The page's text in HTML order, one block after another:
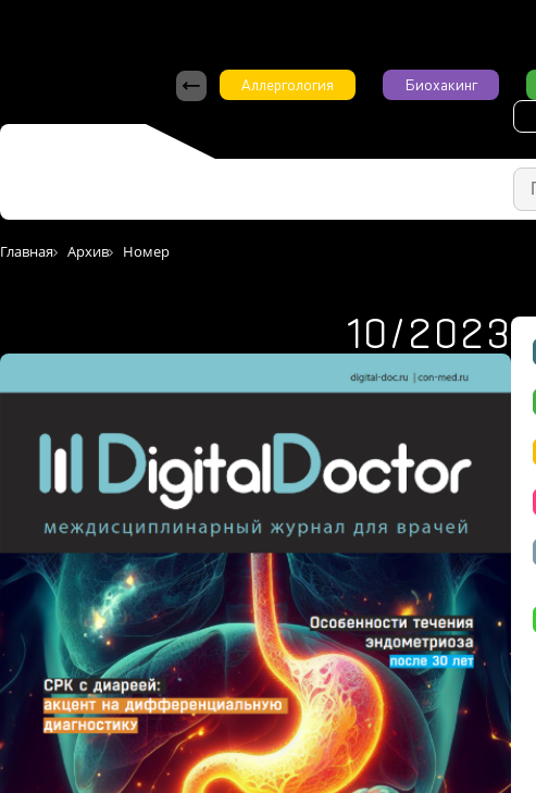
Аллергология
Биохакинг
Главная Архив Номер
10/2023